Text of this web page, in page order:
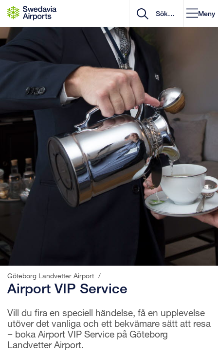
Gå till innehåll
Meny
Göteborg Landvetter Airport /
Airport VIP Service
Vill du fira en speciell händelse, få en upplevelse
utöver det vanliga och ett bekvämare sätt att resa
− boka Airport VIP Service på Göteborg
Landvetter Airport.